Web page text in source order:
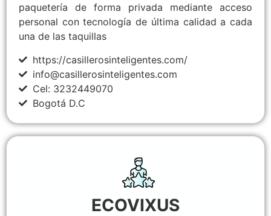
paquetería de forma privada mediante acceso
personal con tecnología de última calidad a cada
una de las taquillas
https://casillerosinteligentes.com/
info@casillerosinteligentes.com
Cel: 3232449070
Bogotá D.C
ECOVIXUS